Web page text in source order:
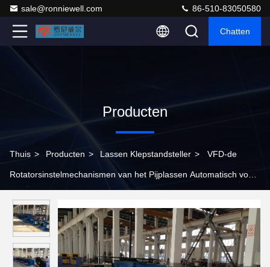
sale@ronniewell.com 86-510-83050580
Chatten
Producten
Thuis > Producten > Lassen Klepstandsteller > VFD-de
Rotatorsinstelmechanismen van het Pijplassen Automatisch voor